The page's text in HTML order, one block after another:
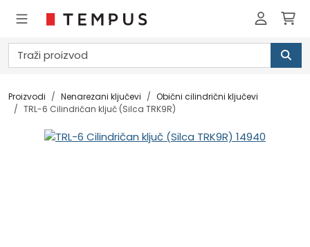
Proizvodi Nenarezani ključevi
Obični cilindrični ključevi
TRL-6 Cilindričan ključ (Silca TRK9R)